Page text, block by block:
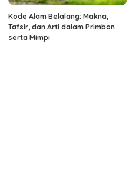
Kode Alam Belalang: Makna,
Tafsir, dan Arti dalam Primbon
serta Mimpi